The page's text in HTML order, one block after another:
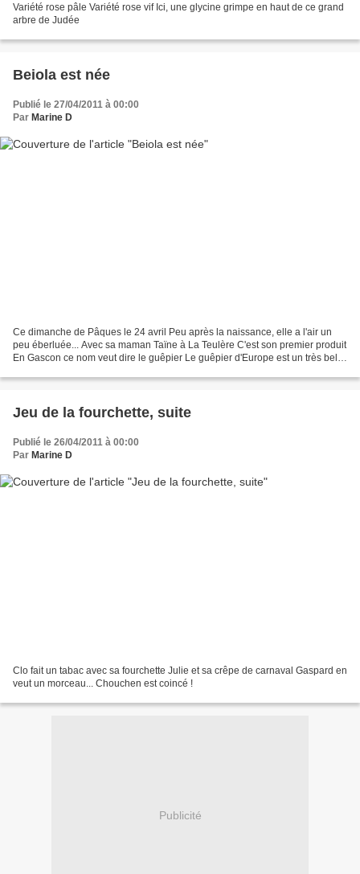
Variété rose pâle Variété rose vif Ici, une glycine grimpe en haut de ce grand
arbre de Judée
Beiola est née
Publié le 27/04/2011 à 00:00
Par Marine D
Ce dimanche de Pâques le 24 avril Peu après la naissance, elle a l'air un
peu éberluée... Avec sa maman Taïne à La Teulère C'est son premier produit
En Gascon ce nom veut dire le guêpier Le guêpier d'Europe est un très bel
Jeu de la fourchette, suite
Publié le 26/04/2011 à 00:00
Par Marine D
Clo fait un tabac avec sa fourchette Julie et sa crêpe de carnaval Gaspard en
veut un morceau... Chouchen est coincé !
Publicité